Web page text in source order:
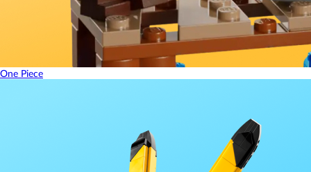
One Piece